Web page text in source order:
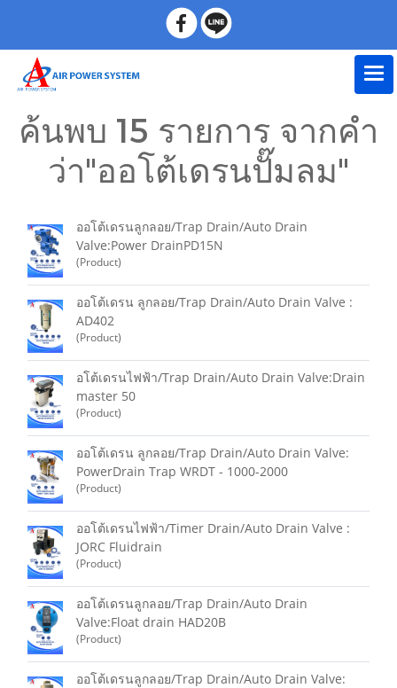
ค้นพบ 15 รายการ จากคำ
ว่า"ออโต้เดรนปั๊มลม"
ออโต้เดรนลูกลอย/Trap Drain/Auto Drain
Valve:Power DrainPD15N
(Product)
ออโต้เดรน ลูกลอย/Trap Drain/Auto Drain Valve :
AD402
(Product)
อโต้เดรนไฟฟ้า/Trap Drain/Auto Drain Valve:Drain
master 50
(Product)
ออโต้เดรน ลูกลอย/Trap Drain/Auto Drain Valve:
PowerDrain Trap WRDT - 1000-2000
(Product)
ออโต้เดรนไฟฟ้า/Timer Drain/Auto Drain Valve :
JORC Fluidrain
(Product)
ออโต้เดรนลูกลอย/Trap Drain/Auto Drain
Valve:Float drain HAD20B
(Product)
ออโต้เดรนลูกลอย/Trap Drain/Auto Drain Valve: